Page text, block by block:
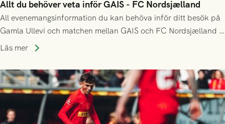
Allt du behöver veta inför GAIS - FC Nordsjælland
All evenemangsinformation du kan behöva inför ditt besök på
Gamla Ullevi och matchen mellan GAIS och FC Nordsjælland i
kvalet till Conference League! Avspark kl 19.00 på torsdag
Läs mer